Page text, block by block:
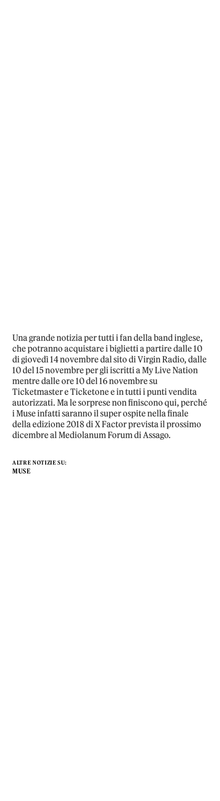
Una grande notizia per tutti i fan della band inglese,
che potranno acquistare i biglietti a partire dalle 10
di giovedì 14 novembre dal sito di Virgin Radio, dalle
10 del 15 novembre per gli iscritti a My Live Nation
mentre dalle ore 10 del 16 novembre su
Ticketmaster e Ticketone e in tutti i punti vendita
autorizzati. Ma le sorprese non finiscono qui, perché
i Muse infatti saranno il super ospite nella finale
della edizione 2018 di X Factor prevista il prossimo
dicembre al Mediolanum Forum di Assago.
ALTRE NOTIZIE SU:
MUSE